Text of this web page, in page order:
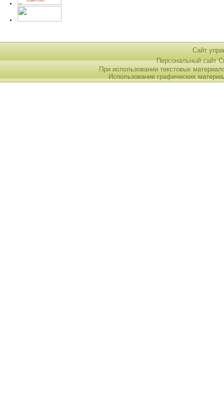
Сайт
Персональный сайт
При использовании текстовых
Использование графических